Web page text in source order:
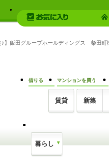
】飯田グループホールディングス 柴田
借りる
賃貸
マンションを買う
新築
暮らし